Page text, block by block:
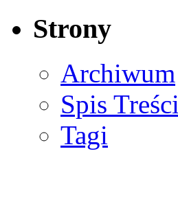
Strony
Archiwum
Spis Treści
Tagi